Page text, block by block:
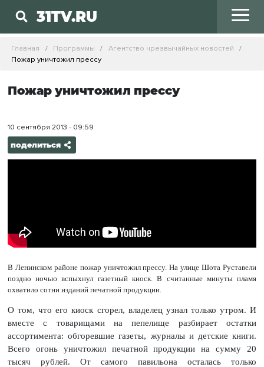
31TV.RU
Главная Программы
Агентство чрезвычайных новостей
Пожар уничтожил прессу
Пожар уничтожил прессу
10 сентября 2013 - 09:59
поделиться
В Ленинском районе пожар уничтожил прессу. На улице Шота Руставели
поздно ночью вспыхнул газетный киоск. В считанные минуты пламя
охватило сотни изданий печатной продукции.
О том, что его киоск сгорел, владелец узнал только утром. И
вместе с товарищами на пепелище разбирает остатки
ассортимента: обгоревшие газеты, журналы и детские книги.
Всего огонь уничтожил печатной продукции на сумму 20
тысяч рублей. От самого павильона осталась только